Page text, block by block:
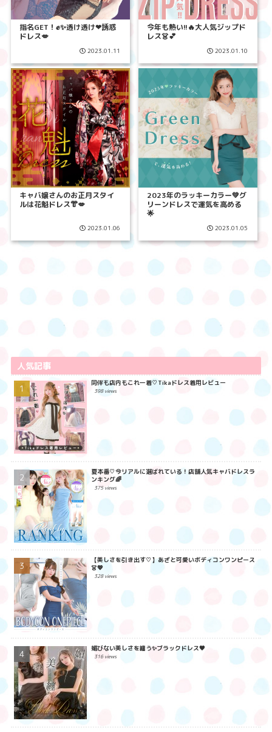
指名GET！✊✨透け透け❤︎誘惑
ドレス💋
2023.01.11
今年も熱い!!🔥大人気ジップド
レス👗💕
2023.01.10
キャバ嬢さんのお正月スタイ
ルは花魁ドレス👘💋
2023.01.06
2023年のラッキーカラー💚グ
リーンドレスで運気を高める
🌟
2023.01.05
人気記事
同伴も店内もこれ一着♡Tikaドレス着用レビュー
398 views
夏本番♡今リアルに選ばれている！店舗人気キャバドレスラ
ンキング🌈
375 views
【美しさを引き出す♡】あざと可愛いボディコンワンピース
👗💖
328 views
媚びない美しさを纏う✨ブラックドレス🖤
316 views